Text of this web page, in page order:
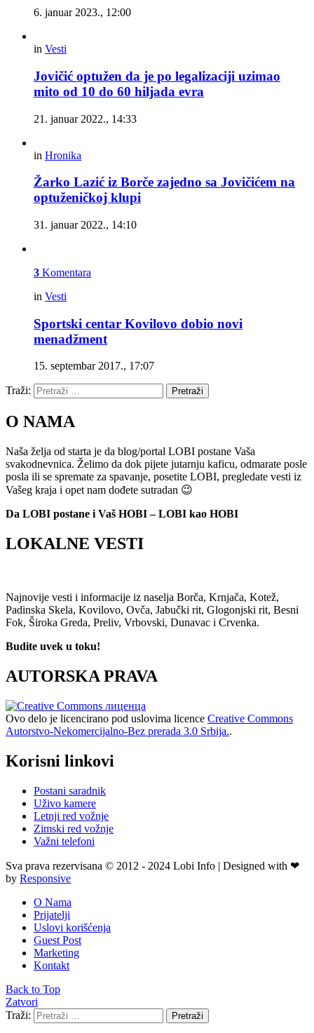
6. januar 2023., 12:00
in Vesti
Jovičić optužen da je po legalizaciji uzimao
mito od 10 do 60 hiljada evra
21. januar 2022., 14:33
in Hronika
Žarko Lazić iz Borče zajedno sa Jovičićem na
optuženičkoj klupi
31. januar 2022., 14:10
3 Komentara
in Vesti
Sportski centar Kovilovo dobio novi
menadžment
15. septembar 2017., 17:07
Traži: Pretraži
O NAMA
Naša želja od starta je da blog/portal LOBI postane Vaša
svakodnevnica. Želimo da dok pijete jutarnju kaficu, odmarate posle
posla ili se spremate za spavanje, posetite LOBI, pregledate vesti iz
Vašeg kraja i opet nam dođete sutradan 😉
Da LOBI postane i Vaš HOBI – LOBI kao HOBI
LOKALNE VESTI
Najnovije vesti i informacije iz naselja Borča, Krnjača, Kotež,
Padinska Skela, Kovilovo, Ovča, Jabučki rit, Glogonjski rit, Besni
Fok, Široka Greda, Preliv, Vrbovski, Dunavac i Crvenka.
Budite uvek u toku!
AUTORSKA PRAVA
Ovo delo je licencirano pod uslovima licence Creative Commons
Autorstvo-Nekomercijalno-Bez prerada 3.0 Srbija..
Korisni linkovi
Postani saradnik
Uživo kamere
Letnji red vožnje
Zimski red vožnje
Važni telefoni
Sva prava rezervisana © 2012 - 2024 Lobi Info | Designed with ❤
by Responsive
O Nama
Prijatelji
Uslovi korišćenja
Guest Post
Marketing
Kontakt
Back to Top
Zatvori
Traži:
Pretraži